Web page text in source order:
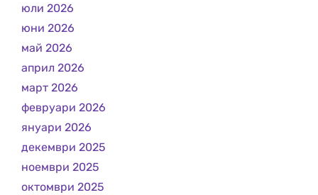
юли 2026
юни 2026
май 2026
април 2026
март 2026
февруари 2026
януари 2026
декември 2025
ноември 2025
октомври 2025